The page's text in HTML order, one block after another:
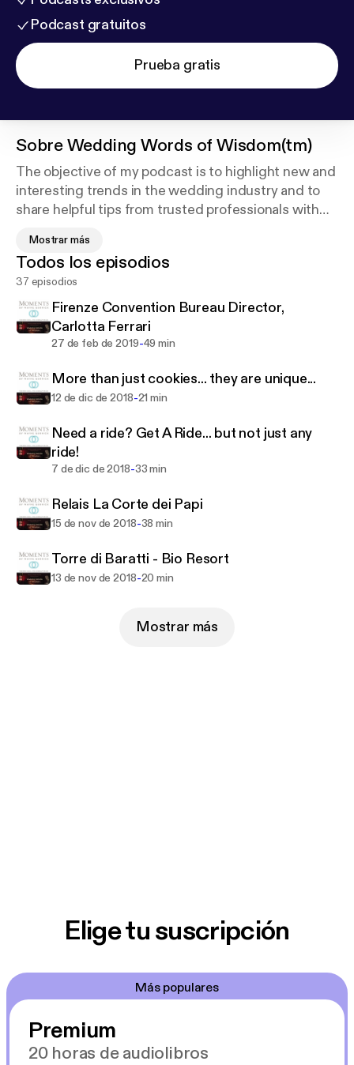
Podcast gratuitos
Prueba gratis
SobreWedding Words of Wisdom(tm)
The objective of my podcast is to highlight new and
interesting trends in the wedding industry and to
share helpful tips from trusted professionals with
individuals that are knowledgeable and creative.
Enjoy the interviews.
Mostrar más
Todos los episodios
37 episodios
Firenze Convention Bureau Director,
Carlotta Ferrari
27 de feb de 2019-49 min
More than just cookies... they are unique...
12 de dic de 2018-21 min
Need a ride? Get A Ride... but not just any
ride!
7 de dic de 2018-33 min
Relais La Corte dei Papi
15 de nov de 2018-38 min
Torre di Baratti - Bio Resort
13 de nov de 2018-20 min
Mostrar más
Elige tu suscripción
Más populares
Premium
20 horas de audiolibros